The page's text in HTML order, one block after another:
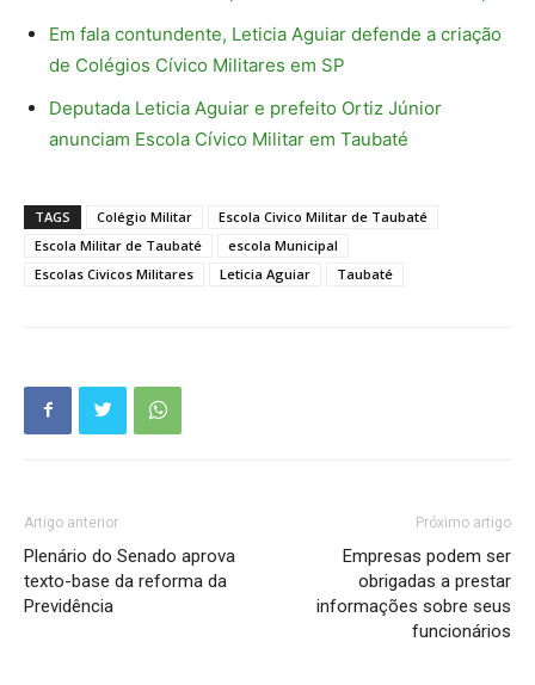
Em fala contundente, Leticia Aguiar defende a criação
de Colégios Cívico Militares em SP
Deputada Leticia Aguiar e prefeito Ortiz Júnior
anunciam Escola Cívico Militar em Taubaté
TAGS Colégio Militar
Escola Civico Militar de Taubaté
Escola Militar de Taubaté
escola Municipal
Escolas Civicos Militares
Leticia Aguiar Taubaté
Artigo anterior
Plenário do Senado aprova
texto-base da reforma da
Previdência
Próximo artigo
Empresas podem ser
obrigadas a prestar
informações sobre seus
funcionários